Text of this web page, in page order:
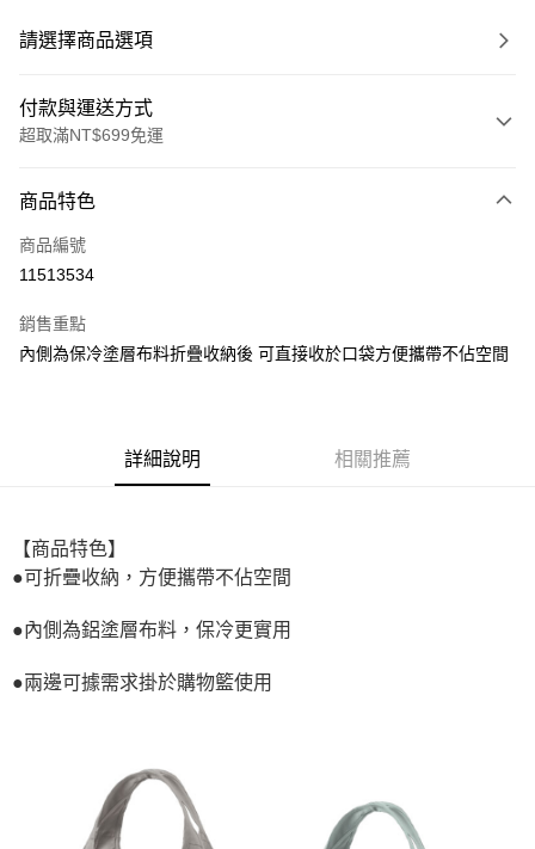
請選擇商品選項
付款與運送方式
超取滿NT$699免運
信用卡一次付款
超商取貨付款
街口支付
AFTEE先享後付
【關於「AFTEE先享後付」】
AFTEE先享後付是「在收到商品之後才付款」的支付方式。 讓您購物簡單
便利好安心！
２．便利：只要手機號碼，簡訊認證，即可結帳。
３．安心：先確認商品／服務後，再付款。
【「AFTEE先享後付」結帳流程】
３．收到繳費通知簡訊後14天內，點擊此簡訊中的連結，可透過四大超商／
ATM／網路銀行／等多元方式進行付款，方視為交易完成。
※ 請注意：結帳手續完成當下不需立刻繳費，但若您需要取消訂單，請聯絡
購買商品的店家。未經商家同意取消之訂單仍視為有效，需透過AFTEE先享
ATM付款
每筆NT$60，滿NT$699(含以上)免運費
7-11取貨付款
每筆NT$60，滿NT$699(含以上)免運費
商品特色
商品編號
11513534
銷售重點
內側為保冷塗層布料折疊收納後 可直接收於口袋方便攜帶不佔空間
詳細說明 相關推薦
【商品特色】
●可折疊收納，方便攜帶不佔空間
●內側為鋁塗層布料，保冷更實用
●兩邊可據需求掛於購物籃使用